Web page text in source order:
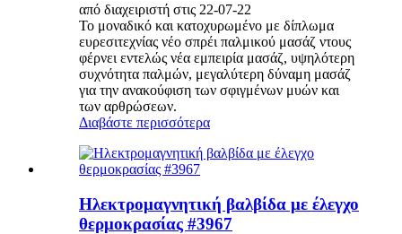
από διαχειριστή στις 22-07-22
Το μοναδικό και κατοχυρωμένο με δίπλωμα
ευρεσιτεχνίας νέο σπρέι παλμικού μασάζ ντους
φέρνει εντελώς νέα εμπειρία μασάζ, υψηλότερη
συχνότητα παλμών, μεγαλύτερη δύναμη μασάζ
για την ανακούφιση των σφιγμένων μυών και
των αρθρώσεων.
Διαβάστε περισσότερα
Ηλεκτρομαγνητική βαλβίδα με έλεγχο
θερμοκρασίας #3967